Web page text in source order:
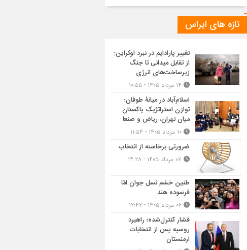
تازه های ایراس
تغییر پارادایم در نبرد اوکراین:
از تقابل میدانی تا جنگ
زیرساخت‌های انرژی
اسلام‌آباد در میانۀ طوفان:
توازن استراتژیک پاکستان
میان تهران، ریاض و صنعا
ضرورتی برخاسته از انتخاب
طنین خشم نسل جوان امّا
فرسوده هند
فشار کنترل‌شده؛ راهبرد
روسیه پس از انتخابات
ارمنستان